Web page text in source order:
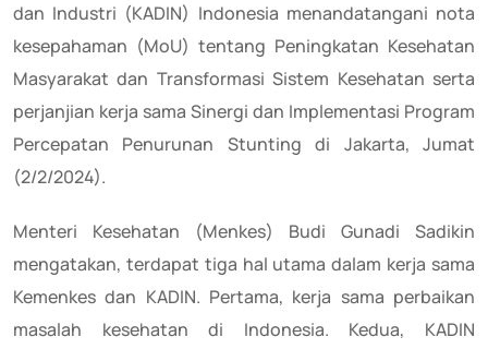
dan Industri (KADIN) Indonesia menandatangani nota
kesepahaman (MoU) tentang Peningkatan Kesehatan
Masyarakat dan Transformasi Sistem Kesehatan serta
perjanjian kerja sama Sinergi dan Implementasi Program
Percepatan Penurunan Stunting di Jakarta, Jumat
(2/2/2024).
Menteri Kesehatan (Menkes) Budi Gunadi Sadikin
mengatakan, terdapat tiga hal utama dalam kerja sama
Kemenkes dan KADIN. Pertama, kerja sama perbaikan
masalah kesehatan di Indonesia. Kedua, KADIN